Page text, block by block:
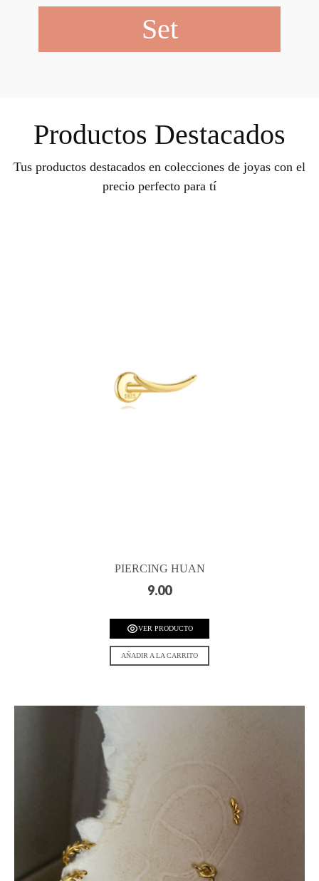
Set
Productos Destacados
Tus productos destacados en colecciones de joyas con el
precio perfecto para tí
PIERCING HUAN
9.00
VER PRODUCTO
AÑADIR A LA CARRITO